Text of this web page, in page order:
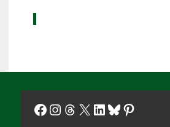
Facebook
Instagram
Threads
X LinkedIn
Bluesky
Pinterest